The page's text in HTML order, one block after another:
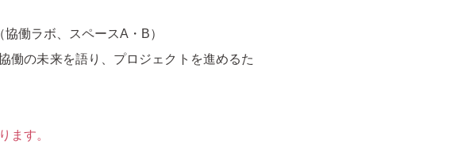
働ラボ、スペースA・B）
働の未来を語り、プロジェクトを進めるた
ます。